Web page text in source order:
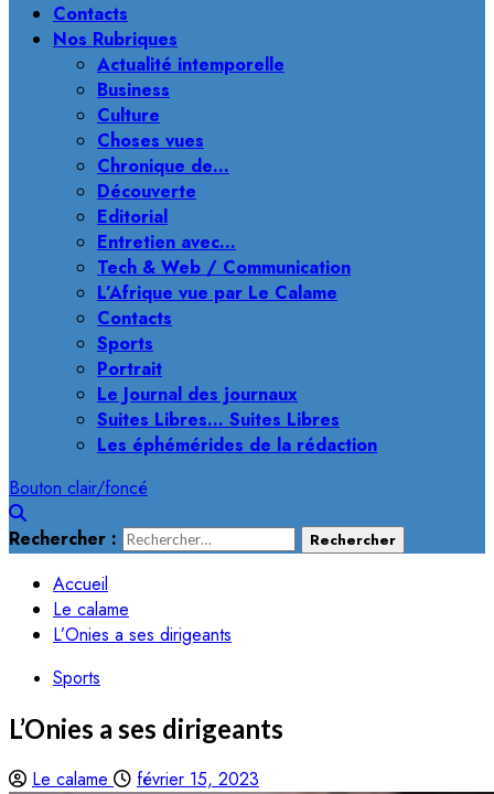
Contacts
Nos Rubriques
Actualité intemporelle
Business
Culture
Choses vues
Chronique de…
Découverte
Editorial
Entretien avec…
Tech & Web / Communication
L’Afrique vue par Le Calame
Contacts
Sports
Portrait
Le Journal des journaux
Suites Libres… Suites Libres
Les éphémérides de la rédaction
Bouton clair/foncé
Rechercher :
Accueil
Le calame
L’Onies a ses dirigeants
Sports
L’Onies a ses dirigeants
Le calame février 15, 2023